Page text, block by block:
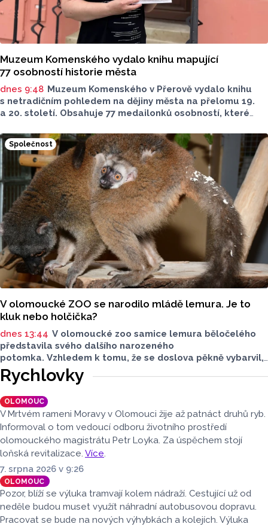
Muzeum Komenského vydalo knihu mapující
77 osobností historie města
dnes 9:48 Muzeum Komenského v Přerově vydalo knihu
s netradičním pohledem na dějiny města na přelomu 19.
a 20. století. Obsahuje 77 medailonků osobností, které
jsou doplněny dobovými snímky. Podle autorky publikace
Šárky Krákorové Pajůrkové tomu předcházelo 13 let
pátrání po jejich osudech. Kniha vychází u příležitosti
letošního 770. výročí povýšení Přerova na královské město,
sdělila ČTK mluvčí radnice Lenka Chalupová.
Společnost
V olomoucké ZOO se narodilo mládě lemura. Je to
kluk nebo holčička?
dnes 13:44 V olomoucké zoo samice lemura běločelého
představila svého dalšího narozeného
potomka. Vzhledem k tomu, že se doslova pěkně vybarvil,
je téměř jisté, že se jedná o samce. Samice totiž bývají
hnědé, případně hnědošedé, zato samci se pyšní bílým
zbarvením hlavy.
Rychlovky
OLOMOUC
V Mrtvém rameni Moravy v Olomouci žije až patnáct druhů ryb.
Informoval o tom vedoucí odboru životního prostředí
olomouckého magistrátu Petr Loyka. Za úspěchem stojí
loňská revitalizace. Více.
7. srpna 2026 v 9:26
OLOMOUC
Pozor, blíží se výluka tramvají kolem nádraží. Cestující už od
neděle budou muset využít náhradní autobusovou dopravu.
Pracovat se bude na nových výhybkách a kolejích. Výluka